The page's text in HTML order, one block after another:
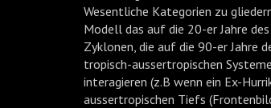
Wesentliche Kategorien zu
Modell das auf die 20-er Jahre
Zyklonen, die auf die 90-er Jahre
tropisch-aussertropischen
interagieren (z.B wenn ein Ex-
aussertropischen Tiefs